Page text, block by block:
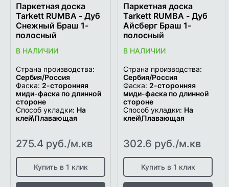
Паркетная доска
Tarkett RUMBA - Дуб
Снежный Браш 1-
полосный
В НАЛИЧИИ
Страна производства:
Сербия/Россия
Фаска: 2-сторонняя
миди-фаска по длинной
стороне
Способ укладки: На
клей\Плавающая
275.4 руб./м.кв
Купить в 1 клик
Паркетная доска
Tarkett RUMBA - Дуб
Айсберг Браш 1-
полосный
В НАЛИЧИИ
Страна производства:
Сербия/Россия
Фаска: 2-сторонняя
миди-фаска по длинной
стороне
Способ укладки: На
клей\Плавающая
302.6 руб./м.кв
Купить в 1 клик